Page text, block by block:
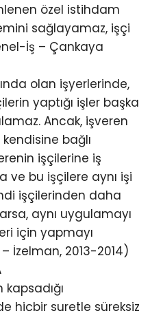
özel istihdam
sağlayamaz, işçi
İş – Çankaya
olan işyerlerinde,
yaptığı işler başka
Ancak, işveren
bağlı
işçilerine iş
ve bu işçilere aynı işi
işçilerinden daha
aynı uygulamayı
için yapmayı
İzelman, 2013-2014)
hiçbir suretle süreksiz